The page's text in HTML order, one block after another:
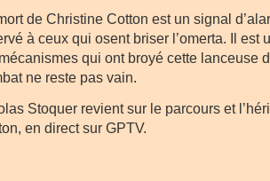
de Christine Cotton est un signal
à ceux qui osent briser l’omerta. Il est
qui ont broyé cette lanceuse
ne reste pas vain.
Stoquer revient sur le parcours et
en direct sur GPTV.